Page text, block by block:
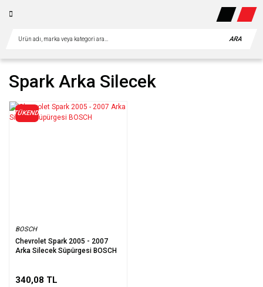
ARA
Spark Arka Silecek
TÜKENDİ
BOSCH
Chevrolet Spark 2005 - 2007
Arka Silecek Süpürgesi BOSCH
340,08 TL